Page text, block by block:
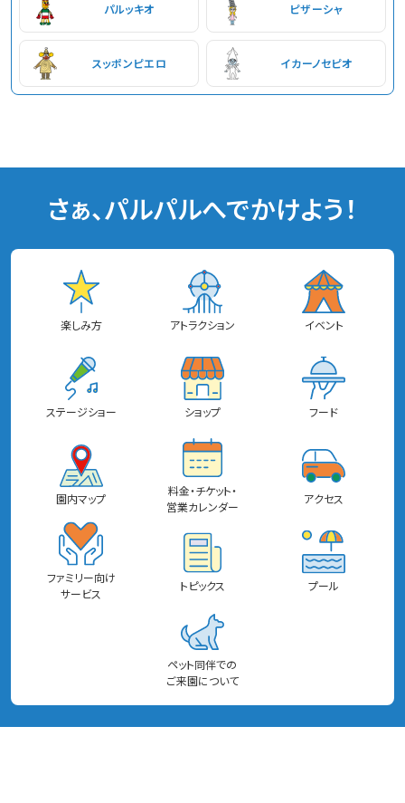
パルッキオ ピザーシャ
スッポンピエロ イカーノセピオ
さぁ、パルパルへでかけよう！
楽しみ方 アトラクション イベント
ステージショー ショップ フード
園内マップ
料金・チケット・
営業カレンダー
アクセス
ファミリー向け
サービス
トピックス プール
ペット同伴での
ご来園について